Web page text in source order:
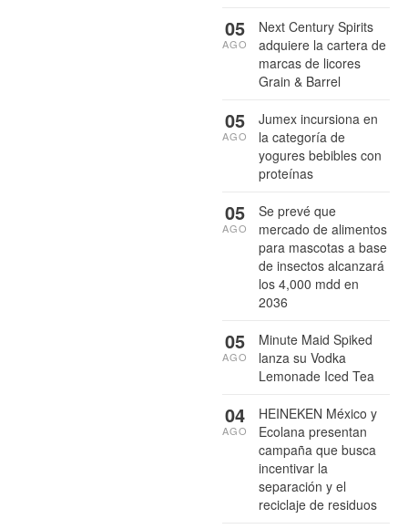
Next Century Spirits
adquiere la cartera de
marcas de licores
Grain & Barrel
05
AGO
Jumex incursiona en
la categoría de
yogures bebibles con
proteínas
05
AGO
Se prevé que
mercado de alimentos
para mascotas a base
de insectos alcanzará
los 4,000 mdd en
2036
05
AGO
Minute Maid Spiked
lanza su Vodka
Lemonade Iced Tea
05
AGO
HEINEKEN México y
Ecolana presentan
campaña que busca
incentivar la
separación y el
reciclaje de residuos
04
AGO